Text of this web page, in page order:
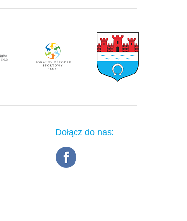
Dołącz do nas: